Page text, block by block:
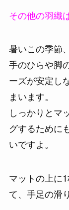
その他の羽織
暑いこの季節
手のひらや脚
ーズが安定し
まいます。
しっかりとマ
グするために
いですよ。
マットの上に
て、手足の滑